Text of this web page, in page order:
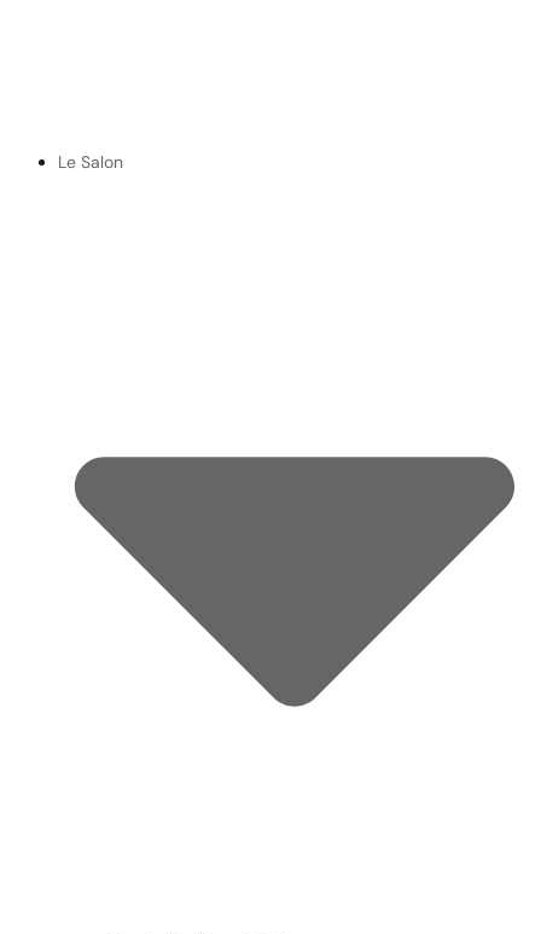
Le Salon